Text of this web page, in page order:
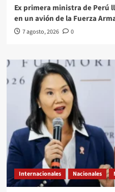
Ex primera ministra de Perú
en un avión de la Fuerza
7 agosto, 2026 0
Internacionales Nacionales